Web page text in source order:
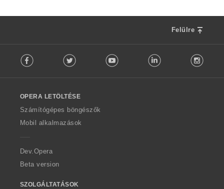
Felülre
o
w
O
p
a
Facebook Twitter Youtube LinkedIn
OPERA LETÖLTÉSE
Számítógépes böngészők
Mobil alkalmazások
Dev.Opera
Beta version
SZOLGÁLTATÁSOK